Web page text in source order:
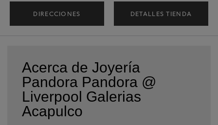
DIRECCIONES DETALLES TIENDA
Acerca de Joyería
Pandora Pandora @
Liverpool Galerias
Acapulco